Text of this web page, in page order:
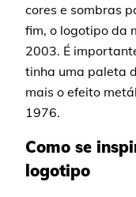
cores e sombras
fim, o logotipo da
2003. É
tinha uma paleta
mais o efeito
1976.
Como se
logotipo